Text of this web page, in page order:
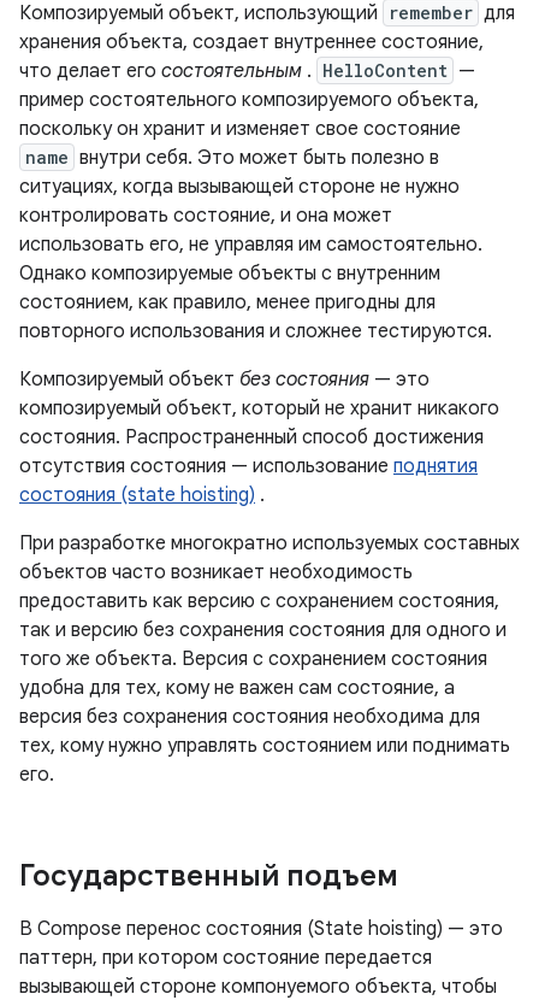
Композируемый объект, использующий remember для
хранения объекта, создает внутреннее состояние,
что делает его состоятельным . HelloContent —
пример состоятельного композируемого объекта,
поскольку он хранит и изменяет свое состояние
name внутри себя. Это может быть полезно в
ситуациях, когда вызывающей стороне не нужно
контролировать состояние, и она может
использовать его, не управляя им самостоятельно.
Однако композируемые объекты с внутренним
состоянием, как правило, менее пригодны для
повторного использования и сложнее тестируются.
Композируемый объект без состояния — это
композируемый объект, который не хранит никакого
состояния. Распространенный способ достижения
отсутствия состояния — использование поднятия
состояния (state hoisting) .
При разработке многократно используемых составных
объектов часто возникает необходимость
предоставить как версию с сохранением состояния,
так и версию без сохранения состояния для одного и
того же объекта. Версия с сохранением состояния
удобна для тех, кому не важен сам состояние, а
версия без сохранения состояния необходима для
тех, кому нужно управлять состоянием или поднимать
его.
Государственный подъем
В Compose перенос состояния (State hoisting) — это
паттерн, при котором состояние передается
вызывающей стороне компонуемого объекта, чтобы